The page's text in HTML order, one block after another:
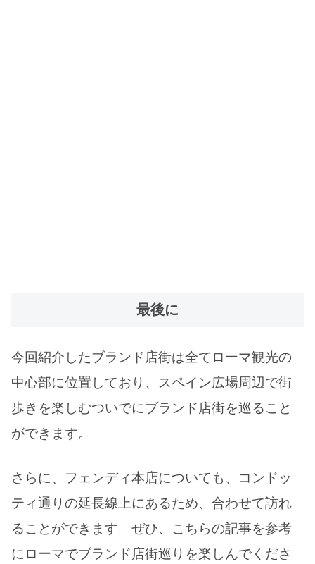
最後に
今回紹介したブランド店街は全てローマ観光の
中心部に位置しており、スペイン広場周辺で街
歩きを楽しむついでにブランド店街を巡ること
ができます。
さらに、フェンディ本店についても、コンドッ
ティ通りの延長線上にあるため、合わせて訪れ
ることができます。ぜひ、こちらの記事を参考
にローマでブランド店街巡りを楽しんでくださ